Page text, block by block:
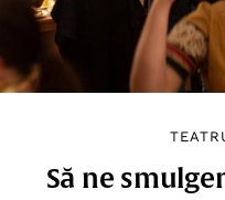
Să ne